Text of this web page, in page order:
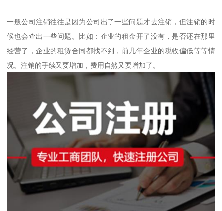
一般公司注销往往是因为公司出了一些问题才去注销，但注销的时
候也会查出一些问题。比如：企业的租金开了没有，是否还在那里
经营了，企业的租赁合同都找不到，前几年企业的税收偏低等等情
况。注销的手续又要增加，费用自然又要增加了。